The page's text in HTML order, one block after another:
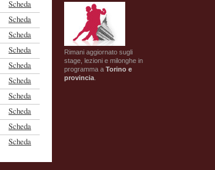
Rimani aggiornato sugli
stage, lezioni e milonghe in
programma a Torino e
provincia
Scheda
Scheda
Scheda
Scheda
Scheda
Scheda
Scheda
Scheda
Scheda
Scheda